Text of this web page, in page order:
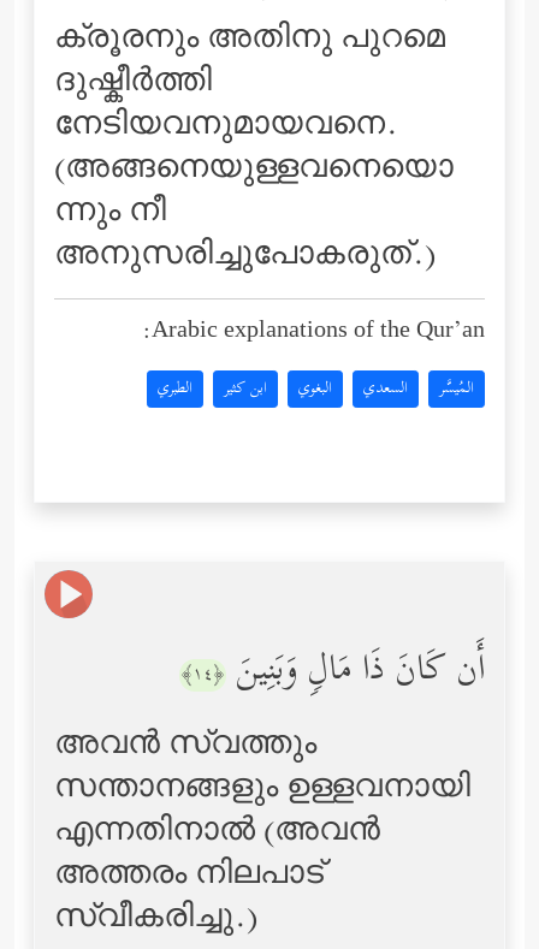
ക്രൂരനും അതിനു പുറമെ
ദുഷ്കീര്‍ത്തി
നേടിയവനുമായവനെ.
(അങ്ങനെയുള്ളവനെയൊ
ന്നും നീ
അനുസരിച്ചുപോകരുത്.)
Arabic explanations of the Qur’an:
المُيسَّر السعدي البغوي ابن كثير الطبري
أَن كَانَ ذَا مَالࣲ وَبَنِینَ ﴿١٤﴾
അവന്‍ സ്വത്തും
സന്താനങ്ങളും ഉള്ളവനായി
എന്നതിനാല്‍ (അവന്‍
അത്തരം നിലപാട്
സ്വീകരിച്ചു.)